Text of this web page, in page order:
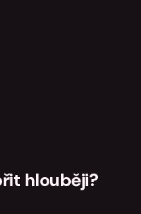
hlouběji?